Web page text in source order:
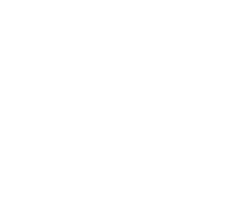
续火热 广州白云机场日均